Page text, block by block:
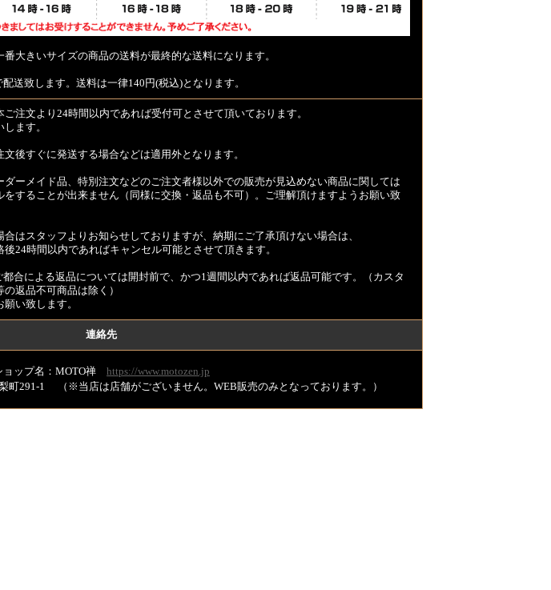
大きいサイズの商品の送料が最終的な送料になります。
送致します。送料は一律140円(税込)となります。
注文より24時間以内であれば受付可とさせて頂いております。
ます。
後すぐに発送する場合などは適用外となります。
ーメイド品、特別注文などのご注文者様以外での販売が見込めない商品に関しては
をすることが出来ません（同様に交換・返品も不可）。ご理解頂けますようお願い致
はスタッフよりお知らせしておりますが、納期にご了承頂けない場合は、
24時間以内であればキャンセル可能とさせて頂きます。
合による返品については開封前で、かつ1週間以内であれば返品可能です。（カスタ
返品不可商品は除く）
い致します。
連絡先
ョップ名：MOTO禅 https://www.motozen.jp
町291-1 （※当店は店舗がございません。WEB販売のみとなっております。）